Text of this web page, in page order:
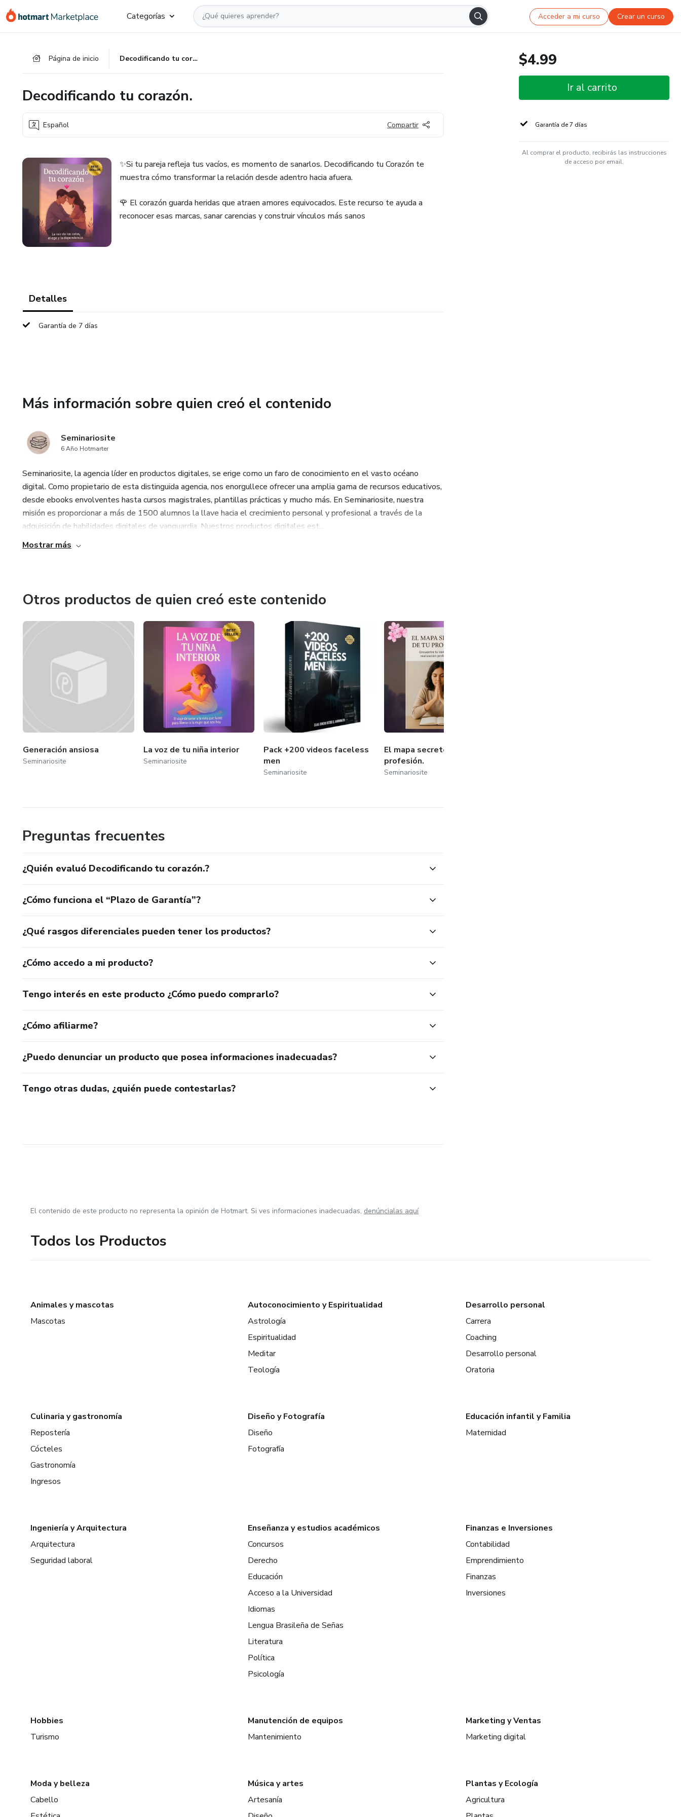
Categorías Acceder a mi curso Crear un curso
Página de inicio Decodificando tu corazón.
Decodificando tu corazón.
Español Compartir
✨Si tu pareja refleja tus vacíos, es momento de sanarlos. Decodificando tu Corazón te
muestra cómo transformar la relación desde adentro hacia afuera.
🌹 El corazón guarda heridas que atraen amores equivocados. Este recurso te ayuda a
reconocer esas marcas, sanar carencias y construir vínculos más sanos
Detalles
Garantía de 7 días
Más información sobre quien creó el contenido
Seminariosite
6 Año Hotmarter
Seminariosite, la agencia líder en productos digitales, se erige como un faro de conocimiento en el vasto océano
digital. Como propietario de esta distinguida agencia, nos enorgullece ofrecer una amplia gama de recursos educativos,
desde ebooks envolventes hasta cursos magistrales, plantillas prácticas y mucho más. En Seminariosite, nuestra
misión es proporcionar a más de 1500 alumnos la llave hacia el crecimiento personal y profesional a través de la
adquisición de habilidades digitales de vanguardia. Nuestros productos digitales est...
Mostrar más
Otros productos de quien creó este contenido
Generación ansiosa
Seminariosite
La voz de tu niña interior
Seminariosite
Pack +200 videos faceless
men
Seminariosite
El mapa secreto de tu
profesión.
Seminariosite
Preguntas frecuentes
¿Quién evaluó Decodificando tu corazón.?
¿Cómo funciona el “Plazo de Garantía”?
¿Qué rasgos diferenciales pueden tener los productos?
¿Cómo accedo a mi producto?
Tengo interés en este producto ¿Cómo puedo comprarlo?
¿Cómo afiliarme?
¿Puedo denunciar un producto que posea informaciones inadecuadas?
Tengo otras dudas, ¿quién puede contestarlas?
$4.99
Ir al carrito
Garantía de 7 días
Al comprar el producto, recibirás las instrucciones
de acceso por email.
El contenido de este producto no representa la opinión de Hotmart. Si ves informaciones inadecuadas, denúncialas aquí
Todos los Productos
Animales y mascotas
Mascotas
Autoconocimiento y Espiritualidad
Astrología
Espiritualidad
Meditar
Teología
Desarrollo personal
Carrera
Coaching
Desarrollo personal
Oratoria
Culinaria y gastronomía
Repostería
Cócteles
Gastronomía
Ingresos
Diseño y Fotografía
Diseño
Fotografía
Educación infantil y Familia
Maternidad
Ingeniería y Arquitectura
Arquitectura
Seguridad laboral
Enseñanza y estudios académicos
Concursos
Derecho
Educación
Acceso a la Universidad
Idiomas
Lengua Brasileña de Señas
Literatura
Política
Psicología
Finanzas e Inversiones
Contabilidad
Emprendimiento
Finanzas
Inversiones
Hobbies
Turismo
Manutención de equipos
Mantenimiento
Marketing y Ventas
Marketing digital
Moda y belleza
Cabello
Música y artes
Artesanía
Plantas y Ecología
Agricultura